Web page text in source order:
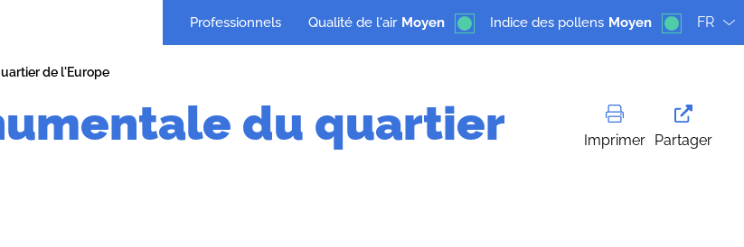
Professionnels Qualité de l'air Moyen Indice des pollens Moyen FR
de l'Europe
du quartier
Imprimer Partager